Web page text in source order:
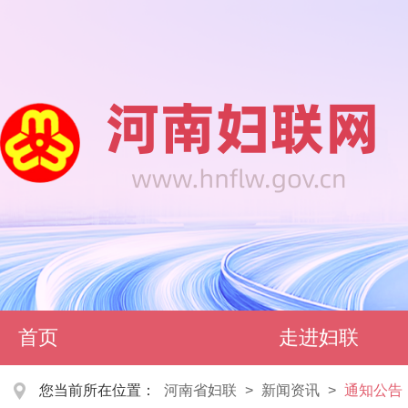
首页 走进妇联
您当前所在位置： 河南省妇联 > 新闻资讯 > 通知公告